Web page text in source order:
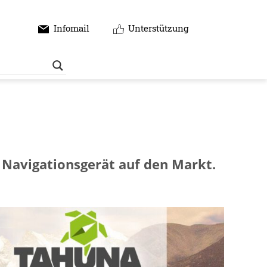
Infomail Unterstützung
auf den Markt.